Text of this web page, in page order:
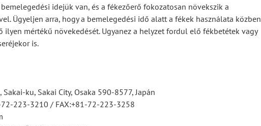
bemelegedési idejük van, és a fékezőerő fokozatosan növekszik a
Ügyeljen arra, hogy a bemelegedési idő alatt a fékek használata közben
ilyen mértékű növekedését. Ugyanez a helyzet fordul elő fékbetétek vagy
is.
ku, Sakai City, Osaka 590-8577, Japán
72-223-3210 / FAX:+81-72-223-3258